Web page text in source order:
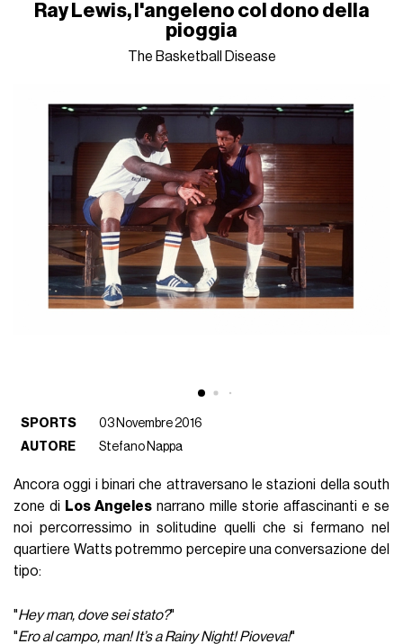
Ray Lewis, l'angeleno col dono della
pioggia
The Basketball Disease
SPORTS
03 Novembre 2016
AUTORE
Stefano Nappa
Ancora oggi i binari che attraversano le stazioni della south
zone di Los Angeles narrano mille storie affascinanti e se
noi percorressimo in solitudine quelli che si fermano nel
quartiere Watts potremmo percepire una conversazione del
tipo:
"Hey man, dove sei stato?"
"Ero al campo, man! It’s a Rainy Night! Pioveva!"